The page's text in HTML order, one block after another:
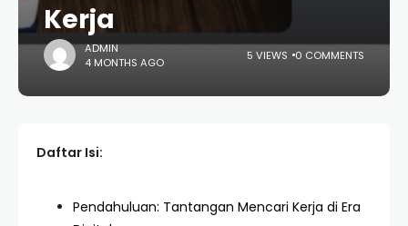
Kerja
ADMIN
4 MONTHS AGO
5 VIEWS 0 COMMENTS
Daftar Isi:
Pendahuluan: Tantangan Mencari Kerja di Era